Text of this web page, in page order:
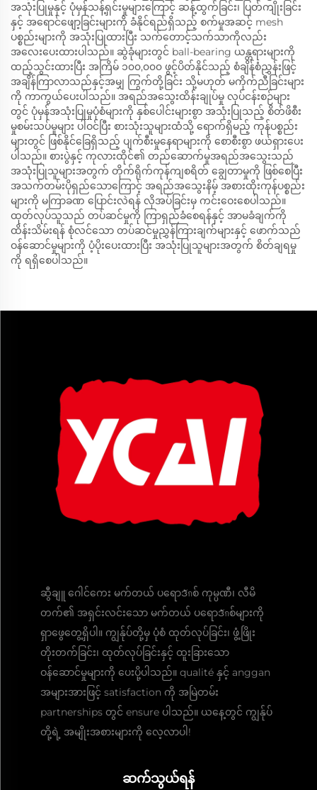
အသုံးပြုမှုနှင့် ပုံမှန်သန့်ရှင်းမှုများကြောင့် ဆန့်ထွက်ခြင်း၊ ပြတ်ကျိုးခြင်း
နှင့် အရောင်ဖျော့ခြင်းများကို ခံနိုင်ရည်ရှိသည့် စက်မှုအဆင့် mesh
ပစ္စည်းများကို အသုံးပြုထားပြီး သက်တောင့်သက်သာကိုလည်း
အလေးပေးထားပါသည်။ ဆွဲခုံများတွင် ball-bearing ယန္တရားများကို
ထည့်သွင်းထားပြီး အကြိမ် ၁၀၀,၀၀၀ ဖွင့်ပိတ်နိုင်သည့် စံချိန်စံညွှန်းဖြင့်
အချိန်ကြာလာသည်နှင့်အမျှ ကြွက်တို့ခြင်း သို့မဟုတ် မကိုက်ညီခြင်းများ
ကို ကာကွယ်ပေးပါသည်။ အရည်အသွေးထိန်းချုပ်မှု လုပ်ငန်းစဉ်များ
တွင် ပုံမှန်အသုံးပြုမှုပုံစံများကို နှစ်ပေါင်းများစွာ အသုံးပြုသည့် စိတ်ဖိစီး
မှုစမ်းသပ်မှုများ ပါဝင်ပြီး စားသုံးသူများထံသို့ ရောက်ရှိမည့် ကုန်ပစ္စည်း
များတွင် ဖြစ်နိုင်ခြေရှိသည့် ပျက်စီးမှုနေရာများကို စောစီးစွာ ဖယ်ရှားပေး
ပါသည်။ စားပွဲနှင့် ကုလားထိုင်၏ တည်ဆောက်မှုအရည်အသွေးသည်
အသုံးပြုသူများအတွက် တိုက်ရိုက်ကုန်ကျစရိတ် ချွေတာမှုကို ဖြစ်စေပြီး
အသက်တမ်းပိုရှည်သောကြောင့် အရည်အသွေးနိမ့် အစားထိုးကုန်ပစ္စည်း
များကို မကြာခဏ ပြောင်းလဲရန် လိုအပ်ခြင်းမှ ကင်းဝေးစေပါသည်။
ထုတ်လုပ်သူသည် တပ်ဆင်မှုကို ကြာရှည်ခံစေရန်နှင့် အာမခံချက်ကို
ထိန်းသိမ်းရန် စုံလင်သော တပ်ဆင်မှုညွှန်ကြားချက်များနှင့် ဖောက်သည်
ဝန်ဆောင်မှုများကို ပံ့ပိုးပေးထားပြီး အသုံးပြုသူများအတွက် စိတ်ချရမှု
ကို ရရှိစေပါသည်။
ဆွီချူ ဂေါင်ကေး မက်တယ် ပရောဒักစ် ကုမ္ပဏီ၊ လီမိ
တက်၏ အရှင်းလင်းသော မက်တယ် ပရောဒักစ်များကို
ရှာဖွေတွေ့ရှိပါ။ ကျွန်ုပ်တို့မှ ပုံစံ ထုတ်လုပ်ခြင်း၊ ဖွံ့ဖြိုး
တိုးတက်ခြင်း၊ ထုတ်လုပ်ခြင်းနှင့် ထူးခြားသော
ဝန်ဆောင်မှုများကို ပေးပို့ပါသည်။ qualité နှင့် anggan
အများအားဖြင့် satisfaction ကို အမြဲတမ်း
partnerships တွင် ensure ပါသည်။ ယနေ့တွင် ကျွန်ုပ်
တို့ရဲ့ အမျိုးအစားများကို လေ့လာပါ!
ဆက်သွယ်ရန်